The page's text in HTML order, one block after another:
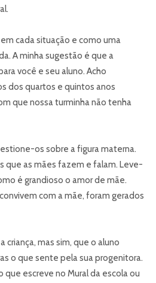
cada situação e como uma
A minha sugestão é que a
você e seu aluno. Acho
dos quartos e quintos anos
que nossa turminha não tenha
os sobre a figura materna.
que as mães fazem e falam. Leve-
é grandioso o amor de mãe.
com a mãe, foram gerados
criança, mas sim, que o aluno
o que sente pela sua progenitora.
que escreve no Mural da escola ou